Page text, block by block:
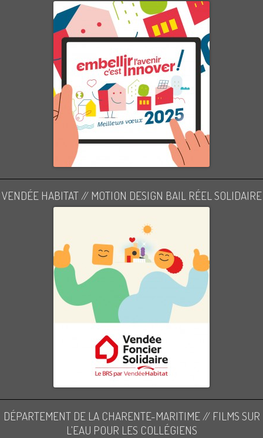
VENDÉE HABITAT // MOTION DESIGN BAIL RÉEL SOLIDAIRE
DÉPARTEMENT DE LA CHARENTE-MARITIME // FILMS SUR
L'EAU POUR LES COLLÉGIENS